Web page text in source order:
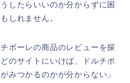
したらいいのか分からずに困
しれません。
ボーレの商品のレビューを探
のサイトにいけば、ドルチボ
みつかるのかが分からない」